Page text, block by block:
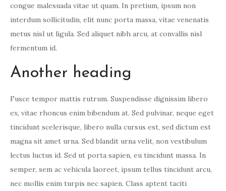
congue malesuada vitae ut quam. In pretium, ipsum non
interdum sollicitudin, elit nunc porta massa, vitae venenatis
metus nisl ut ligula. Sed aliquet nibh arcu, at convallis nisl
fermentum id.
Another heading
Fusce tempor mattis rutrum. Suspendisse dignissim libero
ex, vitae rhoncus enim bibendum at. Sed pulvinar, neque eget
tincidunt scelerisque, libero nulla cursus est, sed dictum est
magna sit amet urna. Sed blandit urna velit, non vestibulum
lectus luctus id. Sed ut porta sapien, eu tincidunt massa. In
semper, sem ac vehicula laoreet, ipsum tellus tincidunt arcu,
nec mollis enim turpis nec sapien. Class aptent taciti